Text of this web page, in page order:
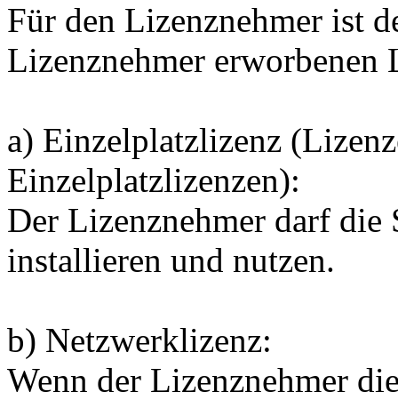
Für den Lizenznehmer ist
Lizenznehmer erworbenen
a) Einzelplatzlizenz
Einzelplatzlizenzen):
Der Lizenznehmer darf die
installieren und nutzen.
b) Netzwerklizenz:
Wenn der Lizenznehmer